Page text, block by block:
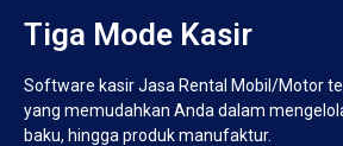
Tiga Mode Kasir
Software kasir Jasa Rental Mobil/Motor
yang memudahkan Anda dalam
baku, hingga produk manufaktur.